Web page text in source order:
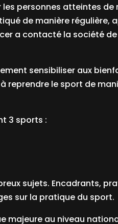
les personnes atteintes
de manière régulière,
a contacté la société
sensibiliser aux
reprendre le sport de
3 sports :
sujets. Encadrants,
sur la pratique du sport.
majeure au niveau